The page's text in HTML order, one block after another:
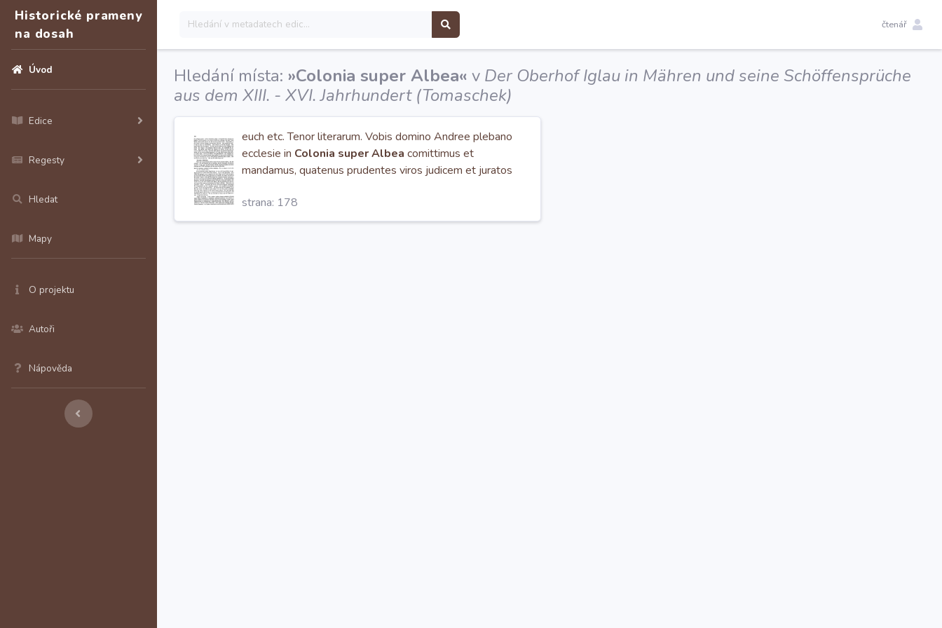
Historické prameny
na dosah
Úvod
Edice
Regesty
Hledat
Mapy
O projektu
Autoři
Nápověda
čtenář
Hledání místa: »Colonia super Albea« v Der Oberhof Iglau in Mähren und seine Schöffensprüche
aus dem XIII. - XVI. Jahrhundert (Tomaschek)
euch etc. Tenor literarum. Vobis domino Andree plebano
ecclesie in Colonia super Albea comittimus et
mandamus, quatenus prudentes viros judicem et juratos
strana: 178